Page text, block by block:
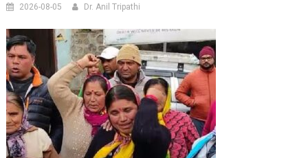
2026-08-05 Dr. Anil Tripathi